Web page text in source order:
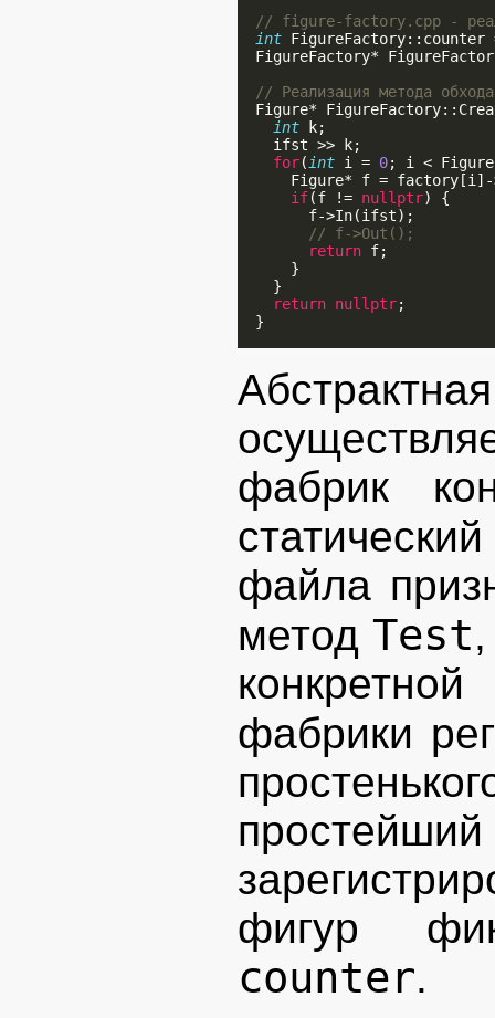
// figure-factory.cpp -
int
FigureFactory*
// Реализация метода
Figure*
int k;
    ifst >> k;
for( int i = 0; i <
Figure* f =
if(f != nullptr) {
        f->In(ifst);
// f->Out();
return f;
      }
    }
return nullptr;
  }
фабрик
файла
метод Test
фабрики
фигур
counter.